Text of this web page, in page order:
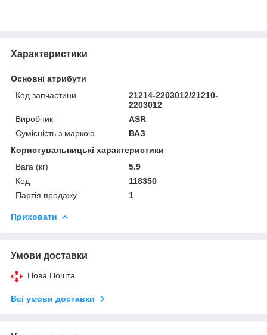
Характеристики
Основні атрибути
Код запчастини
21214-2203012/21210-
2203012
Виробник
ASR
Сумісність з маркою
ВАЗ
Користувальницькі характеристики
Вага (кг)
5.9
Код
118350
Партія продажу
1
Приховати
Умови доставки
Нова Пошта
Всі умови доставки